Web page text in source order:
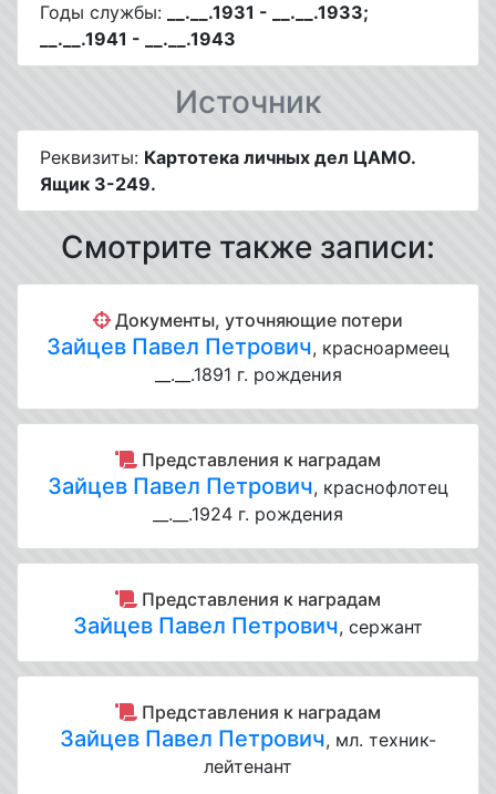
Годы службы:
__.__.1931 - __.__.1933;
__.__.1941 - __.__.1943
Источник
Реквизиты: Картотека личных дел ЦАМО.
Ящик З-249.
Смотрите также записи:
Документы, уточняющие потери
Зайцев Павел Петрович, красноармеец
__.__.1891 г. рождения
Представления к наградам
Зайцев Павел Петрович, краснофлотец
__.__.1924 г. рождения
Представления к наградам
Зайцев Павел Петрович, сержант
Представления к наградам
Зайцев Павел Петрович, мл. техник-
лейтенант